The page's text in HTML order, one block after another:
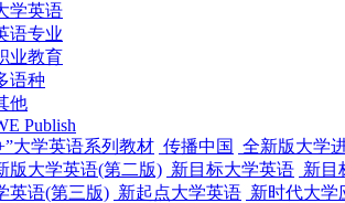
学英语
语专业
业教育
语种
他
Publish
大学英语系列教材 传播中国 全新版大学
版大学英语(第二版) 新目标大学英语 新目
英语(第三版) 新起点大学英语 新时代大学